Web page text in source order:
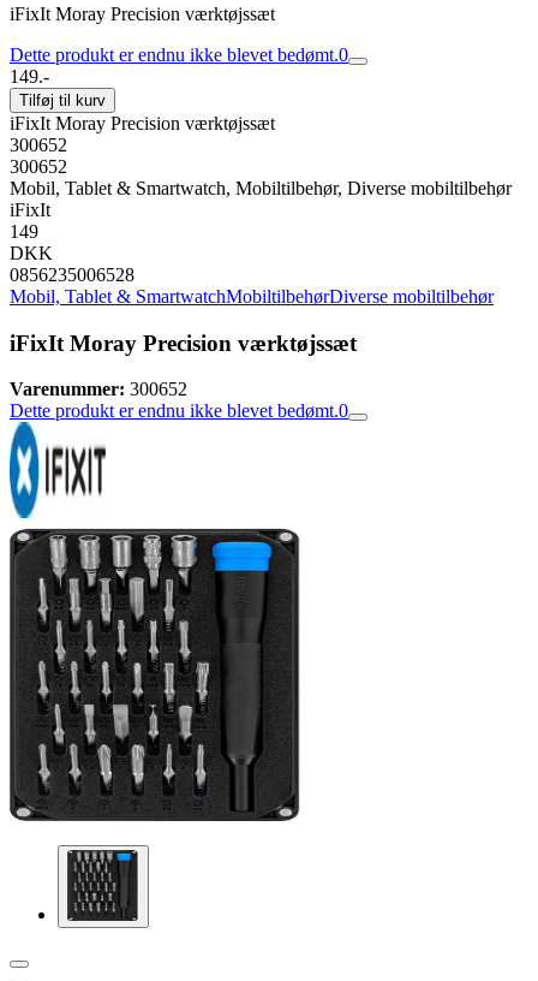
iFixIt Moray Precision værktøjssæt
Dette produkt er endnu ikke blevet bedømt.0
149.-
Tilføj til kurv
iFixIt Moray Precision værktøjssæt
300652
300652
Mobil, Tablet & Smartwatch, Mobiltilbehør, Diverse mobiltilbehør
iFixIt
149
DKK
0856235006528
Mobil, Tablet & SmartwatchMobiltilbehørDiverse mobiltilbehør
iFixIt Moray Precision værktøjssæt
Varenummer: 300652
Dette produkt er endnu ikke blevet bedømt.0